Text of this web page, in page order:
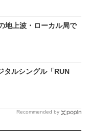
地上波・ローカル局で
タルシングル「RUN
Recommended by